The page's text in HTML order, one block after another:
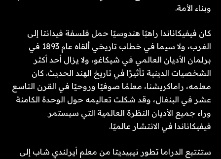
وبناء الأمة.
كان فيفيكاناندا راهبًا هندوسيًا حمل فلسفة فيدانتا إلى
الغرب، ولا سيما في خطاب تاريخي ألقاه عام 1893 في
برلمان الأديان العالمي في شيكاغو، ولا يزال أحد أكثر
الشخصيات الدينية تأثيرًا في تاريخ الهند الحديث. كان
معلمه، راماكريشنا، معلمًا صوفيًا وروحيًا في القرن التاسع
عشر في البنغال، وقد شكلت تعاليمه حول الوحدة الكامنة
وراء جميع الأديان النظرة العالمية التي سيستمر
فيفيكاناندا في الانتشار عالميًا.
ستتتبع الدراما تطور نيبيديتا من معلم أيرلندي شاب إلى